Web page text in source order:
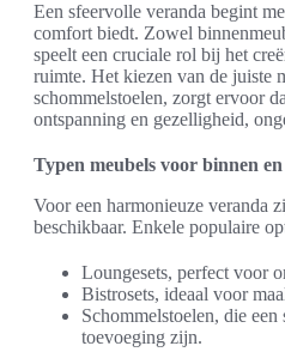
Een sfeervolle veranda begint
comfort biedt. Zowel
speelt een cruciale rol bij het
ruimte. Het kiezen van de juiste
schommelstoelen, zorgt ervoor
ontspanning en gezelligheid,
Typen meubels voor binnen
Voor een harmonieuze veranda
beschikbaar. Enkele populaire
Loungesets, perfect voor
Bistrosets, ideaal voor
Schommelstoelen, die een
toevoeging zijn.